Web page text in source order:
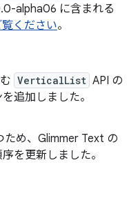
alpha06 に含まれる
ください。
VerticalList API の
追加しました。
め、Glimmer Text の
を更新しました。